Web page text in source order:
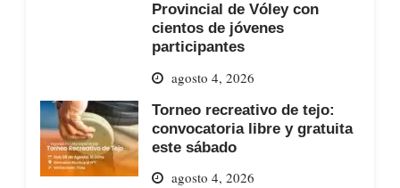
Provincial de Vóley con
cientos de jóvenes
participantes
agosto 4, 2026
Torneo recreativo de tejo:
convocatoria libre y gratuita
este sábado
agosto 4, 2026